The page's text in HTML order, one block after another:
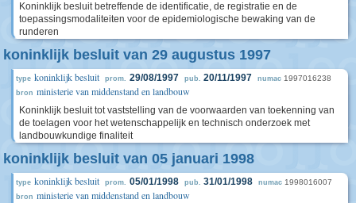
Koninklijk besluit betreffende de identificatie, de registratie en de
toepassingsmodaliteiten voor de epidemiologische bewaking van de
runderen
koninklijk besluit van 29 augustus 1997
type koninklijk besluit prom. 29/08/1997 pub. 20/11/1997 numac 1997016238
bron ministerie van middenstand en landbouw
Koninklijk besluit tot vaststelling van de voorwaarden van toekenning van
de toelagen voor het wetenschappelijk en technisch onderzoek met
landbouwkundige finaliteit
koninklijk besluit van 05 januari 1998
type koninklijk besluit prom. 05/01/1998 pub. 31/01/1998 numac 1998016007
bron ministerie van middenstand en landbouw